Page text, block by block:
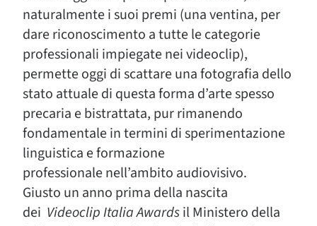
naturalmente i suoi premi (una ventina, per
dare riconoscimento a tutte le categorie
professionali impiegate nei videoclip),
permette oggi di scattare una fotografia dello
stato attuale di questa forma d’arte spesso
precaria e bistrattata, pur rimanendo
fondamentale in termini di sperimentazione
linguistica e formazione
professionale nell’ambito audiovisivo.
Giusto un anno prima della nascita
dei Videoclip Italia Awardsil Ministero della